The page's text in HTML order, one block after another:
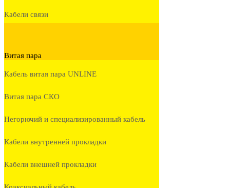
Кабели связи
Витая пара
Кабель витая пара UNLINE
Витая пара СКО
Негорючий и специализированный кабель
Кабели внутренней прокладки
Кабели внешней прокладки